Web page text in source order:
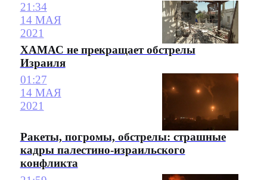
21:34
14 МАЯ
2021
ХАМАС не прекращает обстрелы
Израиля
01:27
14 МАЯ
2021
Ракеты, погромы, обстрелы: страшные
кадры палестино-израильского
конфликта